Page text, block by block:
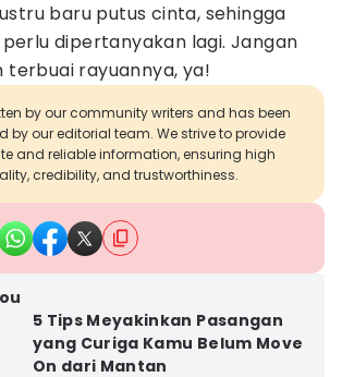
baru putus cinta, sehingga
dipertanyakan lagi. Jangan
terbuai rayuannya, ya!
by our community writers and has been
by our editorial team. We strive to provide
and reliable information, ensuring high
credibility, and trustworthiness.
5 Tips Meyakinkan Pasangan
yang Curiga Kamu Belum Move
On dari Mantan